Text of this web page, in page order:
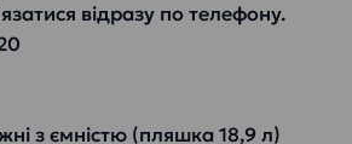
відразу по телефону.
з ємністю (пляшка 18,9 л)